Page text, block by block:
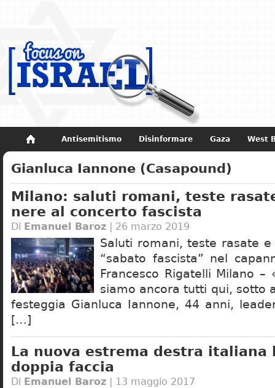
Antisemitismo Disinformare Gaza West
Non dimenticare Storia di Israele
Gianluca Iannone (Casapound)
Milano: saluti romani, teste
nere al concerto fascista
Di Emanuel Baroz | 26 marzo 2019
Saluti romani, teste rasate
“sabato fascista” nel
Francesco Rigatelli Milano –
siamo ancora tutti qui, sotto
festeggia Gianluca Iannone, 44 anni,
[…]
La nuova estrema destra italiana
doppia faccia
Di Emanuel Baroz | 13 maggio 2017